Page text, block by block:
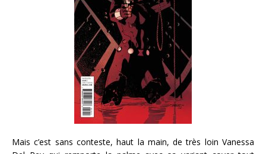
Mais c’est sans conteste, haut la main, de très loin Vanessa